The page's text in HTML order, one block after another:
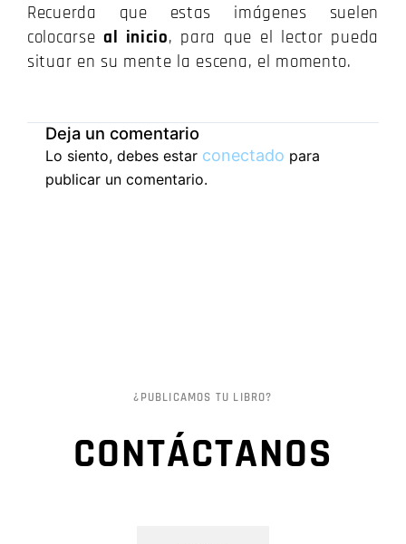
Recuerda que estas imágenes suelen
colocarseal inicio, para que el lector pueda
situar en su mente la escena, el momento.
Deja un comentario
Lo siento, debes estar conectado para
publicar un comentario.
¿PUBLICAMOS TU LIBRO?
CONTÁCTANOS